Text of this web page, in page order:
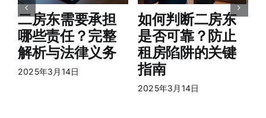
二房东需要承担
哪些责任？完整
解析与法律义务
2025年3月14日
如何判断二房东
是否可靠？防止
租房陷阱的关键
指南
2025年3月14日